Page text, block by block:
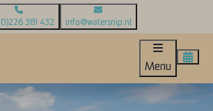
381 432 info@watersnip.nl
Menu